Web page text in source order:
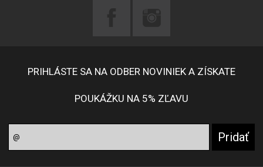
PRIHLÁSTE SA NA ODBER NOVINIEK A ZÍSKATE
POUKÁŽKU NA 5% ZĽAVU